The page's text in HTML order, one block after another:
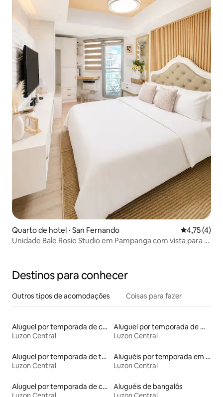
Quarto de hotel ⋅ San Fernando 4,75 de
4,75 (4)
Unidade Bale Rosie Studio em Pampanga com vista para a
Destinos para conhecer
Outros tipos de acomodações Coisas para fazer
Aluguel por temporada de casas de veraneio
Luzon Central
Aluguel por temporada de microcasas
Luzon Central
Aluguel por temporada de townhouses
Luzon Central
Aluguéis por temporada em hotéis-fazenda
Luzon Central
Aluguel por temporada de casas de hóspedes
Aluguéis de bangalôs